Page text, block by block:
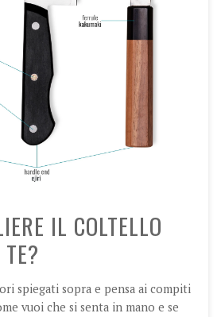
IL COLTELLO
spiegati sopra e pensa ai compiti
vuoi che si senta in mano e se